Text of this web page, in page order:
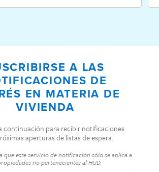
A LAS
DE
EN MATERIA DE
VIVIENDA
continuación para recibir notificaciones
aperturas de listas de espera.
que este servicio de notificación sólo se aplica a
no pertenecientes al HUD.